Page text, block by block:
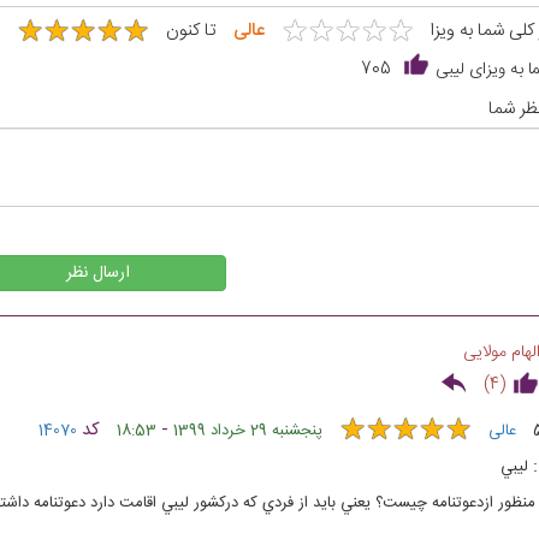
کلی شما به ویزا ★★★★★
★★★★★ عالی تا کنون ★★★★★
★★★★★
به ویزای لیبی 705
شما
ارسال نظر
الهام مولایی
(
4
)
عالی ★★★★★
★★★★★ پنجشنبه 29 خرداد 1399 -
18:53 کد 14070
ليبي
منظور ازدعوتنامه چيست؟ يعني بايد از فردي كه دركشور ليبي اقامت دارد دعوتنامه